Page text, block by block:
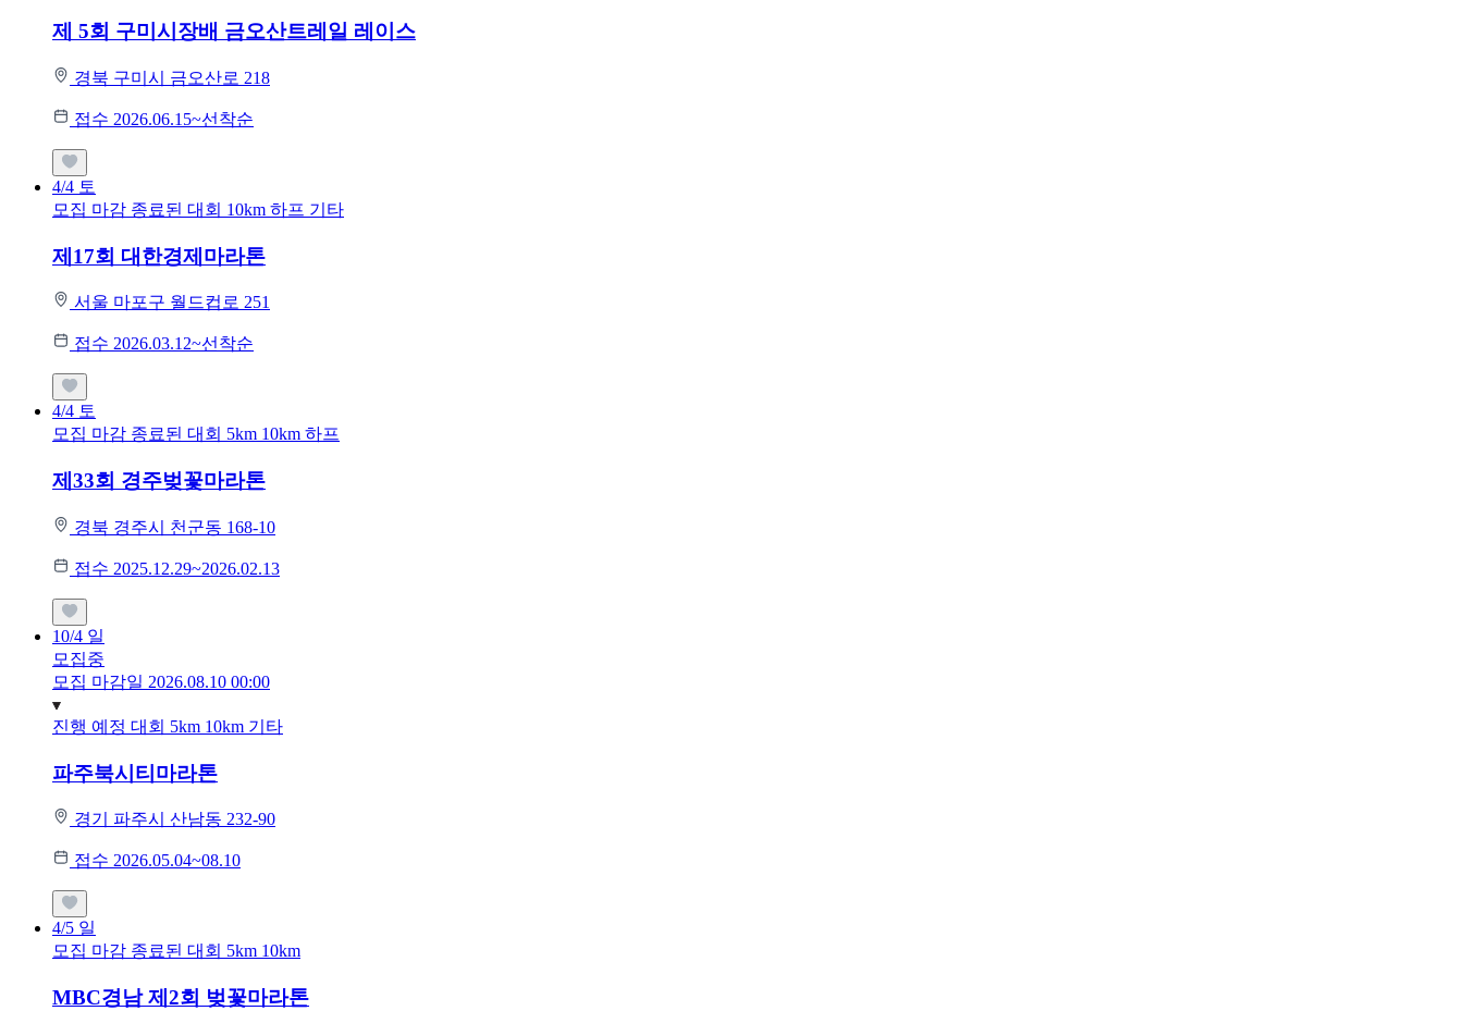
제 5회 구미시장배 금오산트레일 레이스
경북 구미시 금오산로 218
접수 2026.06.15~선착순
4/4 토
모집 마감 종료된 대회 10km 하프 기타
제17회 대한경제마라톤
서울 마포구 월드컵로 251
접수 2026.03.12~선착순
4/4 토
모집 마감 종료된 대회 5km 10km 하프
제33회 경주벚꽃마라톤
경북 경주시 천군동 168-10
접수 2025.12.29~2026.02.13
10/4 일
모집중
모집 마감일 2026.08.10 00:00
진행 예정 대회 5km 10km 기타
파주북시티마라톤
경기 파주시 산남동 232-90
접수 2026.05.04~08.10
4/5 일
모집 마감 종료된 대회 5km 10km
MBC경남 제2회 벚꽃마라톤